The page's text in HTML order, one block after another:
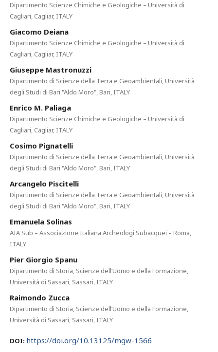
Dipartimento Scienze Chimiche e Geologiche – Università di
Cagliari, Cagliar, ITALY
Giacomo Deiana
Dipartimento Scienze Chimiche e Geologiche – Università di
Cagliari, Cagliar, ITALY
Giuseppe Mastronuzzi
Dipartimento di Scienze della Terra e Geoambientali, Università
degli Studi di Bari "Aldo Moro", Bari, ITALY
Enrico M. Paliaga
Dipartimento Scienze Chimiche e Geologiche – Università di
Cagliari, Cagliar, ITALY
Cosimo Pignatelli
Dipartimento di Scienze della Terra e Geoambientali, Università
degli Studi di Bari "Aldo Moro", Bari, ITALY
Arcangelo Piscitelli
Dipartimento di Scienze della Terra e Geoambientali, Università
degli Studi di Bari "Aldo Moro", Bari, ITALY
Emanuela Solinas
AIA Sub – Associazione Italiana Archeologi Subacquei – Roma,
ITALY
Pier Giorgio Spanu
Dipartimento di Storia, Scienze dell’Uomo e della Formazione,
Università di Sassari, Sassari, ITALY
Raimondo Zucca
Dipartimento di Storia, Scienze dell’Uomo e della Formazione,
Università di Sassari, Sassari, ITALY
DOI: https://doi.org/10.13125/mgw-1566